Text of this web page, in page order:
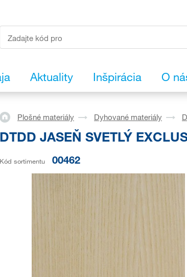
Aktuality Inšpirácia O
Plošné materiály Dyhované materiály
DTDD JASEŇ SVETLÝ
Kód sortimentu 00462